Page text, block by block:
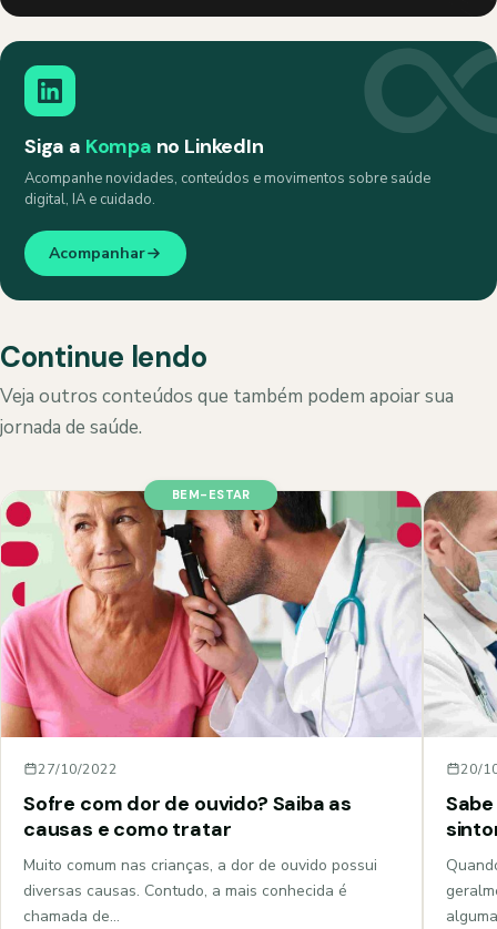
Siga a Kompa no LinkedIn
Acompanhe novidades, conteúdos e movimentos sobre saúde
digital, IA e cuidado.
Acompanhar
Continue lendo
Veja outros conteúdos que também podem apoiar sua
jornada de saúde.
BEM-ESTAR
27/10/2022
Sofre com dor de ouvido? Saiba as
causas e como tratar
Muito comum nas crianças, a dor de ouvido possui
diversas causas. Contudo, a mais conhecida é
chamada de…
20/